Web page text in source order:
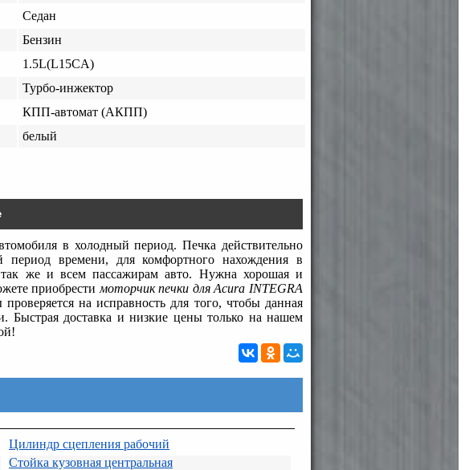
Седан
Бензин
1.5L(L15CA)
Турбо-инжектор
КПП-автомат (АКПП)
белый
в холодный период. Печка действительно
времени, для комфортного нахождения в
же и всем пассажирам авто. Нужна хорошая и
приобрести моторчик печки для Acura INTEGRA
на исправность для того, чтобы данная
Быстрая доставка и низкие цены только на нашем
Цилиндр сцепления рабочий
Стойка кузовная центральная